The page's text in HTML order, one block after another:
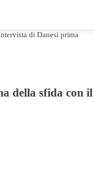
di Danesi prima
della sfida con il